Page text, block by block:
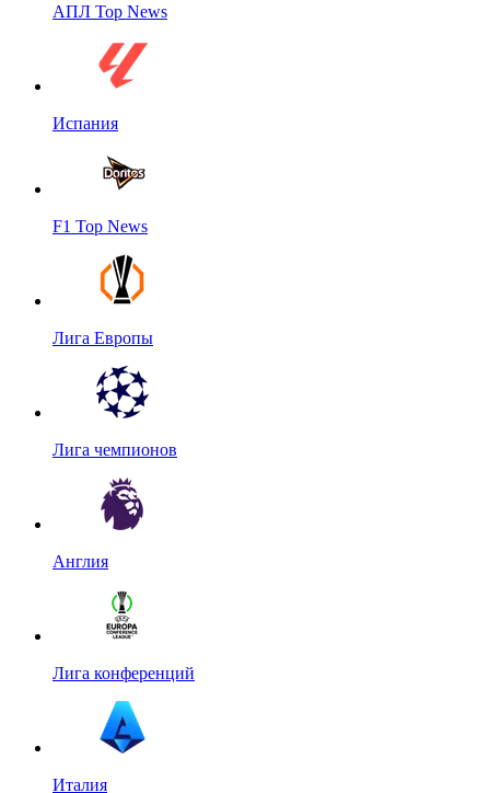
АПЛ Top News
Испания
F1 Top News
Лига Европы
Лига чемпионов
Англия
Лига конференций
Италия